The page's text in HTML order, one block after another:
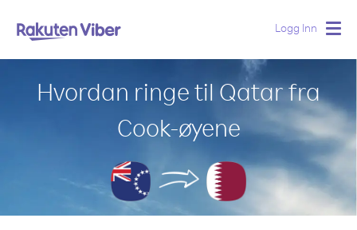
Logg Inn
Hvordan ringe til Qatar fra
Cook-øyene